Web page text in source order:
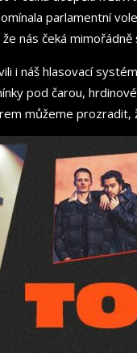
parlamentní
nás čeká
i náš hlasovací
pod čarou,
můžeme